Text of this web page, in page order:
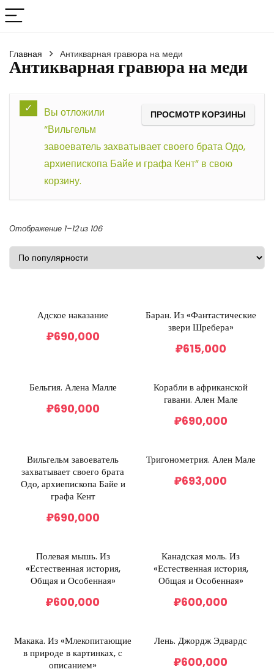
Главная Антикварная гравюра на меди
Антикварная гравюра на меди
ПРОСМОТР КОРЗИНЫ
Вы отложили
“Вильгельм
завоеватель захватывает своего брата Одо,
архиепископа Байе и графа Кент” в свою
корзину.
Отображение 1–12 из 106
Адское наказание
₽690,000
Баран. Из «Фантастические
звери Шребера»
₽615,000
Бельгия. Алена Малле
₽690,000
Корабли в африканской
гавани. Ален Мале
₽690,000
Вильгельм завоеватель
захватывает своего брата
Одо, архиепископа Байе и
графа Кент
₽690,000
Тригонометрия. Ален Мале
₽693,000
Полевая мышь. Из
«Естественная история,
Общая и Особенная»
₽600,000
Канадская моль. Из
«Естественная история,
Общая и Особенная»
₽600,000
Макака. Из «Млекопитающие
в природе в картинках, с
описанием»
Лень. Джордж Эдвардс
₽600,000